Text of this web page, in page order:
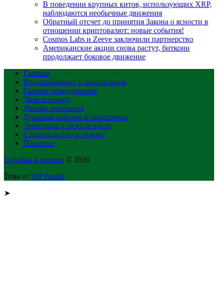
В поведении крупных китов, использующих XRP,
наблюдаются необычные движения
Обратный отсчет до принятия Закона о ясности в
отношении криптовалют: новые события!
Cosmos Labs и Zeeve заключили партнерство
Американские акции снова растут, биткоин
продолжает боковое движение
Главная
Водоснабжение и канализация
Газовое оборудование
Дача и огород
Дизайн интерьера
Душевые кабины и сантехника
Электрика и безопасность
Строительство и ремонт
Полезное
Стройка и ремонт © 2026
Тема от WP Puzzle
➤